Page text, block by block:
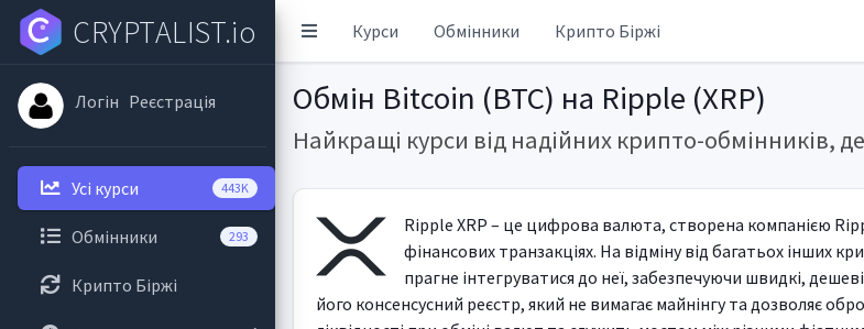
Курси Обмінники Крипто Біржі
CRYPTALIST.io
Логін Реєстрація
Усі курси 443K
Обмінники 293
Крипто Біржі
Обмін Bitcoin (BTC) на Ripple (XRP)
Найкращі курси від надійних крипто-обмінників,
Ripple XRP – це цифрова валюта, створена компанією
фінансових транзакціях. На відміну від багатьох інших
прагне інтегруватися до неї, забезпечуючи швидкі,
його консенсусний реєстр, який не вимагає майнінгу та дозволяє